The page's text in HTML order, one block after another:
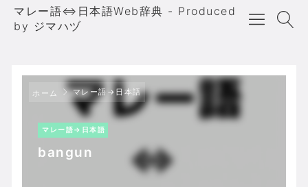
マレー語⇔日本語Web辞典 - Produced
by ジマハヅ
ホーム マレー語→日本語
マレー語→日本語
bangun